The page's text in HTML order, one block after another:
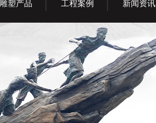
雕塑产品 工程案例 新闻资讯